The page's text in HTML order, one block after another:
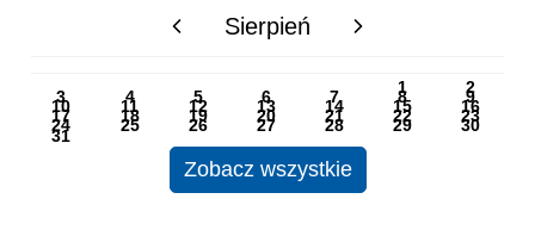
poprzedni miesiącSierpień następny miesiąc
1 2
3 4 5 6 7 8 9
10 11 12 13 14 15 16
17 18 19 20 21 22 23
24 25 26 27 28 29 30
31
Zobacz wszystkie